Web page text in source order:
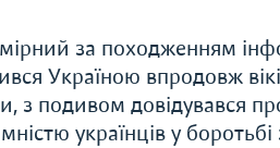
за походженням
Україною впродовж
з подивом довідувався
українців у